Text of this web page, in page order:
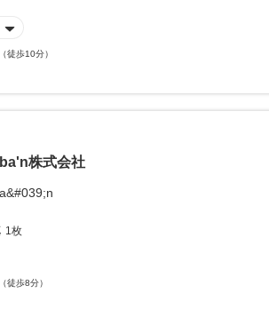
徒歩10分）
株式会社
1枚
徒歩8分）